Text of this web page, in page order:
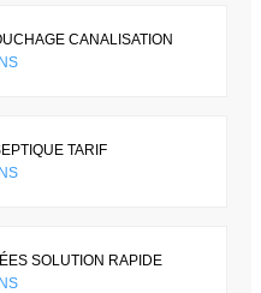
CANALISATION
TARIF
SOLUTION RAPIDE